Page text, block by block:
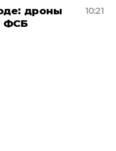
дроны
ФСБ
10:21